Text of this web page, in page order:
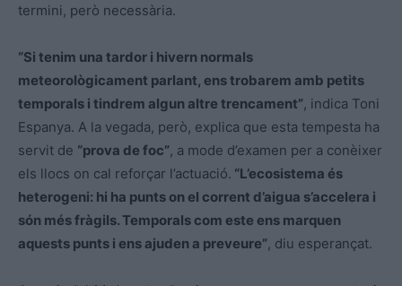
termini, però necessària.
“Si tenim una tardor i hivern normals
meteorològicament parlant, ens trobarem amb petits
temporals i tindrem algun altre trencament”, indica Toni
Espanya. A la vegada, però, explica que esta tempesta ha
servit de “prova de foc”, a mode d’examen per a conèixer
els llocs on cal reforçar l’actuació. “L’ecosistema és
heterogeni: hi ha punts on el corrent d’aigua s’accelera i
són més fràgils. Temporals com este ens marquen
aquests punts i ens ajuden a preveure”, diu esperançat.